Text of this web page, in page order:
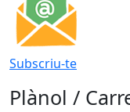
Subscriu-te
Plànol /